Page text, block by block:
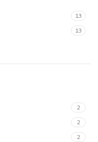
13
13
2
2
2